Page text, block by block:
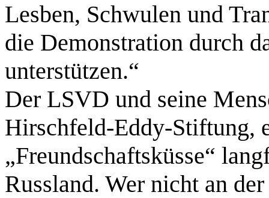
Lesben, Schwulen und
die Demonstration durch
unterstützen.“
Der LSVD und seine
Hirschfeld-Eddy-Stiftung,
„Freundschaftsküsse“
Russland. Wer nicht an